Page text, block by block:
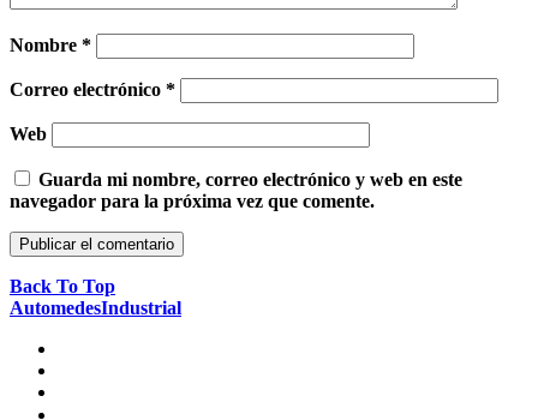
Nombre *
Correo electrónico *
Web
Guarda mi nombre, correo electrónico y web en este
navegador para la próxima vez que comente.
Back To Top
AutomedesIndustrial